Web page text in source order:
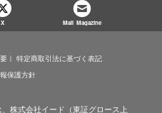
X Mail Magazine
特定商取引法に基づく表記
保護方針
株式会社イード（東証グロース上